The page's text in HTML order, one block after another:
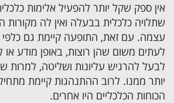
אין ספק שקל יותר להפעיל אלימות
שתלויה כלכלית בבעלה ואין לה מקורות
עצמה. עם זאת, התופעה קיימת גם כלפי
לעתים משום שהן רוצות, באופן מודע
לבעל להרגיש עליונות ושליטה, למרות
יותר ממנו. לרוב ההתנהגות קיימת
הכוחות הכלכליים היו אחרים.